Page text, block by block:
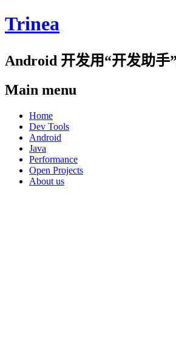
Trinea
Android 开发用“开发助手
Main menu
Skip
content
Home
Dev Tools
Android
Java
Performance
Open Projects
About us